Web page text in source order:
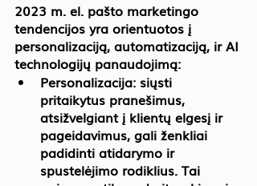
2023 m. el. pašto marketingo
tendencijos yra orientuotos į
personalizaciją, automatizaciją, ir AI
technologijų panaudojimą:
Personalizacija: siųsti
pritaikytus pranešimus,
atsižvelgiant į klientų elgesį ir
pageidavimus, gali ženkliai
padidinti atidarymo ir
spustelėjimo rodiklius. Tai